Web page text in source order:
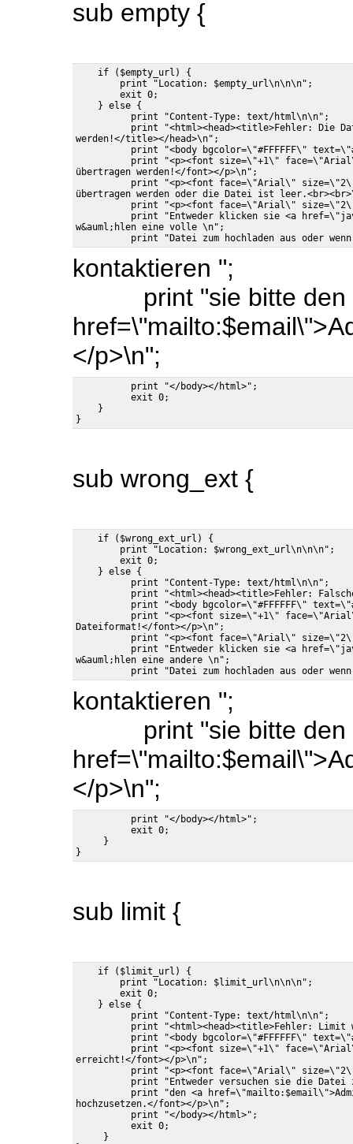
sub empty {
if ($empty_url) {
print "Location: $empty_url\n\n\n";
exit 0;
} else {
print "Content-Type: text/html\n\n";
print "<html><head><title>Fehler: Die
werden!</title></head>\n";
print "<body bgcolor=\"#FFFFFF\"
print "<p><font size=\"+1\"
übertragen werden!</font></p>\n";
print "<p><font face=\"Arial\"
übertragen werden oder die Datei ist
print "<p><font face=\"Arial\"
print "Entweder klicken sie <a
w&auml;hlen eine volle \n";
kontaktieren ";
print "sie bitte den
</p>\n";
print "</body></html>";
exit 0;
}
sub wrong_ext {
if ($wrong_ext_url) {
print "Location: $wrong_ext_url\n\n\n";
exit 0;
} else {
print "Content-Type: text/html\n\n";
print "<html><head><title>Fehler: Falsches
print "<body bgcolor=\"#FFFFFF\"
print "<p><font size=\"+1\"
Dateiformat!</font></p>\n";
print "<p><font face=\"Arial\"
print "Entweder klicken sie <a
w&auml;hlen eine andere \n";
kontaktieren ";
print "sie bitte den
</p>\n";
print "</body></html>";
exit 0;
}
sub limit {
if ($limit_url) {
print "Location: $limit_url\n\n\n";
exit 0;
} else {
print "Content-Type: text/html\n\n";
print "<html><head><title>Fehler: Limit
print "<body bgcolor=\"#FFFFFF\"
print "<p><font size=\"+1\"
erreicht!</font></p>\n";
print "<p><font face=\"Arial\"
print "Entweder versuchen sie die Datei zu
print "den <a
hochzusetzen.</font></p>\n";
print "</body></html>";
exit 0;
}